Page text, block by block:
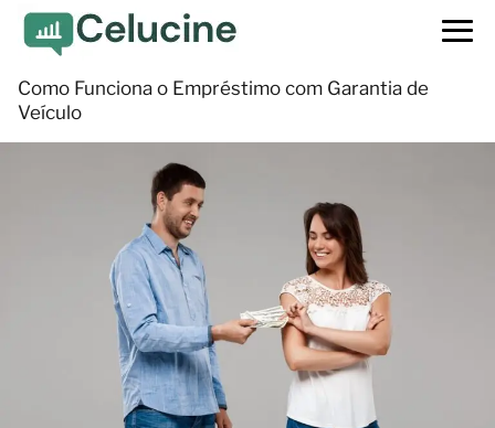
Como Funciona o Empréstimo com Garantia de
Veículo